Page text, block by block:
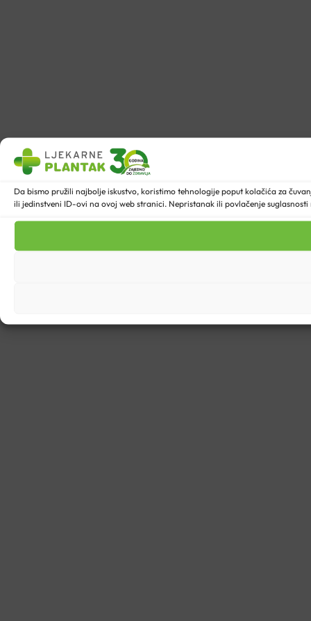
Da bismo pružili najbolje iskustvo, koristimo tehnologije poput kolačića za
ili jedinstveni ID-ovi na ovoj web stranici. Nepristanak ili povlačenje